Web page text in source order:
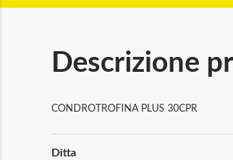
Descrizione
CONDROTROFINA PLUS 30CPR
Informazioni
Ditta